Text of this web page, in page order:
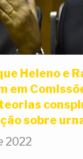
Heleno e
em
sobre
2022